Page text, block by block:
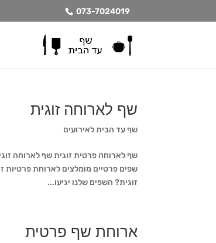
073-7024019
שף לארוחה זוגית
שף עד הבית לאירועים
שף לארוחה פרטית זוגית שף לארוחה
זוגית? השפים שלנו יגיעו...
ארוחת שף פרטית